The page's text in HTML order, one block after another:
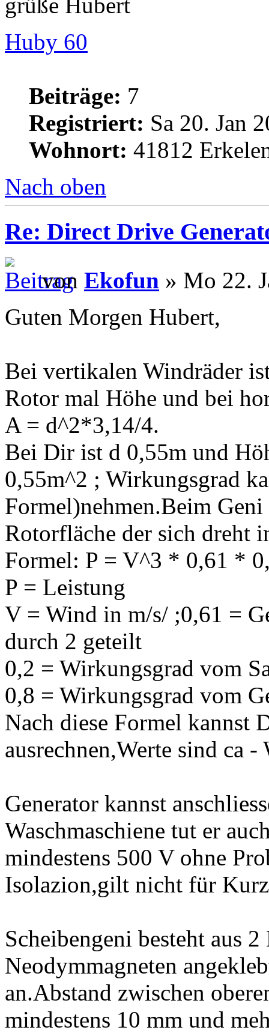
grüße Hubert
Huby 60
Beiträge: 7
Registriert: Sa 20. Jan
Wohnort: 41812
Nach oben
Re: Direct Drive
von Ekofun » Mo 22.
Guten Morgen Hubert,
Bei vertikalen Windräder
Rotor mal Höhe und bei
A = d^2*3,14/4.
Bei Dir ist d 0,55m und
0,55m^2 ; Wirkungsgrad
Formel)nehmen.Beim
Rotorfläche der sich dreht
Formel: P = V^3 * 0,61 *
P = Leistung
V = Wind in m/s/ ;0,61 =
durch 2 geteilt
0,2 = Wirkungsgrad vom
0,8 = Wirkungsgrad vom
Nach diese Formel kannst
ausrechnen,Werte sind ca -
Generator kannst
Waschmaschiene tut er
mindestens 500 V ohne
Isolazion,gilt nicht für
Scheibengeni besteht aus
Neodymmagneten
an.Abstand zwischen
mindestens 10 mm und